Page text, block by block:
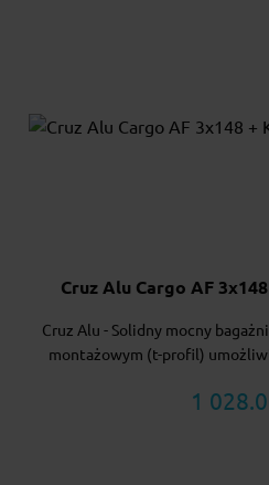
Cruz Alu Cargo AF
Cruz Alu - Solidny mocny
montażowym (t-profil)
1